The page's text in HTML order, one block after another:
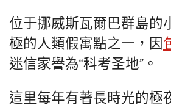
位于挪威斯瓦爾巴群島的
極的人類假寓點之一，因
迷信家譽為“科考圣地”。
這里每年有著長時光的極